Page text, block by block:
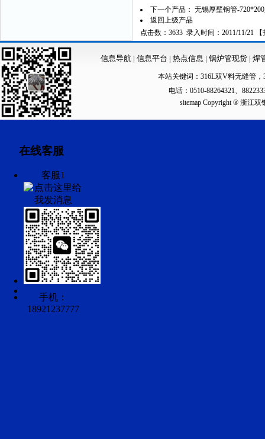
下一个产品： 无锡厚壁钢管-
返回上级产品
点击数：3633 录入时间：2011/11/21 【
信息导航| 信息平台 | 热点信息 | 锅炉管现货 | 焊
本站关键词： 316L双V料无缝管 ，
电话：0510-88264321、
sitemapCopyright ® 浙江双
在线客服
客服1
手机：
18921237777